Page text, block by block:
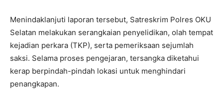
Menindaklanjuti laporan tersebut, Satreskrim Polres OKU
Selatan melakukan serangkaian penyelidikan, olah tempat
kejadian perkara (TKP), serta pemeriksaan sejumlah
saksi. Selama proses pengejaran, tersangka diketahui
kerap berpindah-pindah lokasi untuk menghindari
penangkapan.